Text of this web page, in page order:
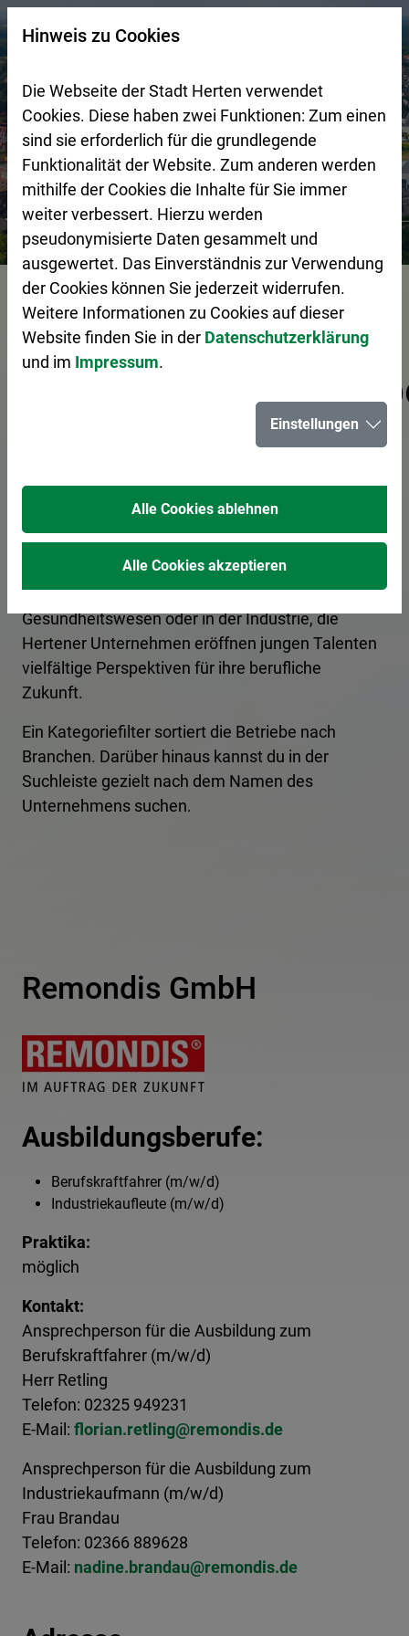
Zur Startseite (Schnelltaste 0)
Zum Seitenanfang springen (Schnelltaste A)
Zur Navigation/Menü springen (Schnelltaste M)
Zur Suche springen (Schnelltaste 8)
Zum Inhalt springen (Schnelltaste I)
Zum Fußbereich springen (Schnelltaste Z)
Stadtgestaltung Wirtschaftsförderung Tag der
Vorlesen
In Herten bieten zahlreiche Unternehmen
spannende Ausbildungsplätze und
Praktikumsmöglichkeiten für angehende
Fachkräfte an. Ob im Handwerk, im
Gesundheitswesen oder in der Industrie, die
Hertener Unternehmen eröffnen jungen Talenten
vielfältige Perspektiven für ihre berufliche
Zukunft.
Ein Kategoriefilter sortiert die Betriebe nach
Branchen. Darüber hinaus kannst du in der
Suchleiste gezielt nach dem Namen des
Unternehmens suchen.
Remondis GmbH
Ausbildungsberufe:
Berufskraftfahrer (m/w/d)
Industriekaufleute (m/w/d)
Praktika:
möglich
Kontakt:
Ansprechperson für die Ausbildung zum
Berufskraftfahrer (m/w/d)
Herr Retling
Telefon: 02325 949231
E-Mail: florian.retling@​remondis.de
Ansprechperson für die Ausbildung zum
Industriekaufmann (m/w/d)
Frau Brandau
Telefon: 02366 889628
E-Mail: nadine.brandau@​remondis.de
Suchseite mit Schnellsuche
Hinweis zu Cookies
Die Webseite der Stadt Herten verwendet
Cookies. Diese haben zwei Funktionen: Zum einen
sind sie erforderlich für die grundlegende
Funktionalität der Website. Zum anderen werden
mithilfe der Cookies die Inhalte für Sie immer
weiter verbessert. Hierzu werden
pseudonymisierte Daten gesammelt und
ausgewertet. Das Einverständnis zur Verwendung
der Cookies können Sie jederzeit widerrufen.
Weitere Informationen zu Cookies auf dieser
Website finden Sie in der Datenschutzerklärung
und im Impressum.
Einstellungen
Alle Cookies ablehnen
Alle Cookies akzeptieren